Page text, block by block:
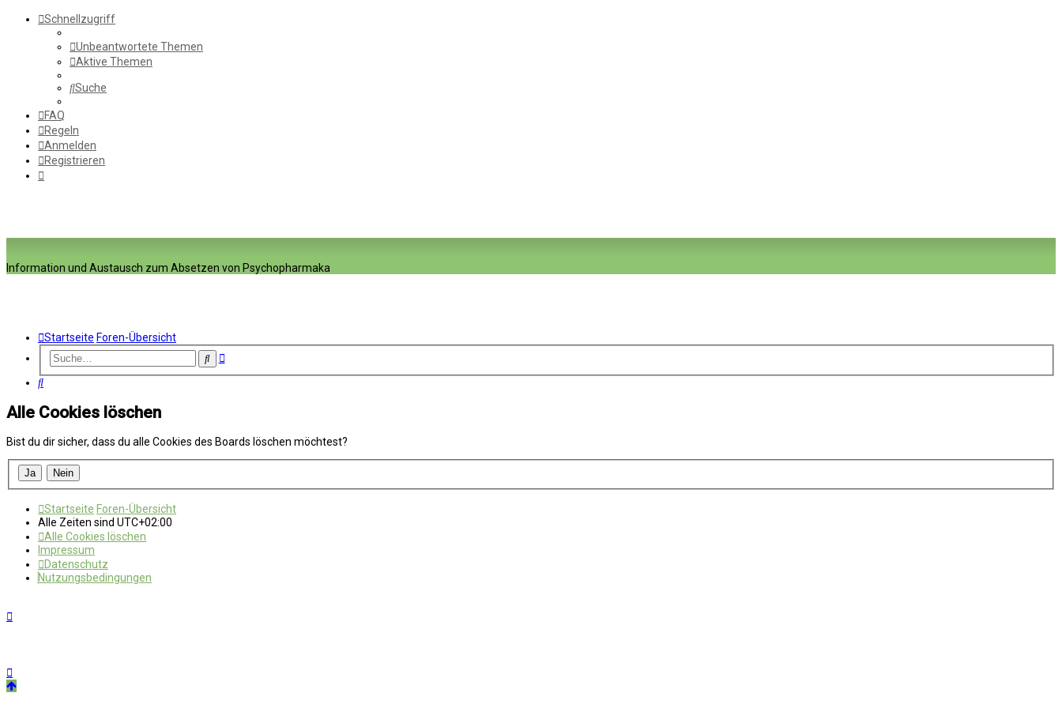
Schnellzugriff
Unbeantwortete Themen
Aktive Themen
Suche
FAQ
Regeln
Anmelden
Registrieren
Information und Austausch zum Absetzen von Psychopharmaka
Startseite Foren-Übersicht
SucheErweiterte
Suche
Alle Cookies löschen
Bist du dir sicher, dass du alle Cookies des Boards löschen möchtest?
Startseite Foren-Übersicht
Alle Zeiten sind UTC+02:00
Alle Cookies löschen
Impressum
Datenschutz
Nutzungsbedingungen